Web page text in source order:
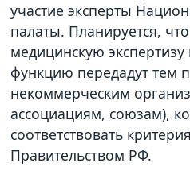
участие эксперты
палаты. Планируется,
медицинскую экспертизу
функцию передадут тем
некоммерческим
ассоциациям, союзам),
соответствовать
Правительством РФ.